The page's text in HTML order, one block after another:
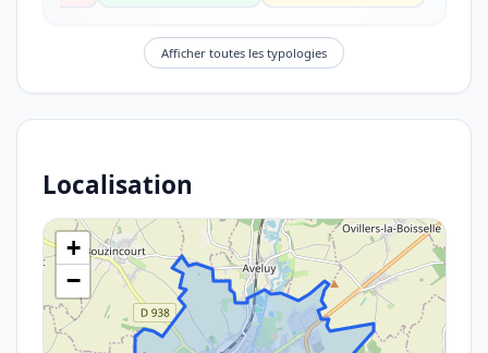
Afficher toutes les typologies
Localisation
+
−